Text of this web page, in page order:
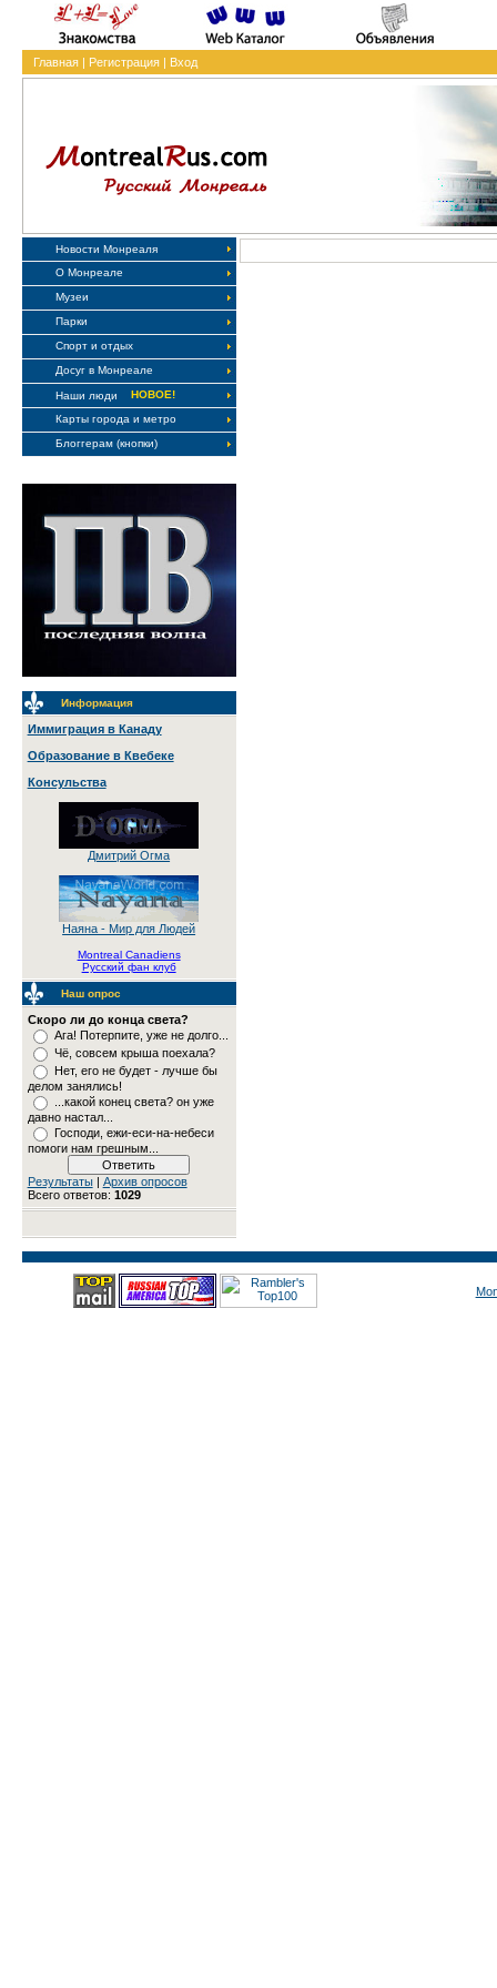
Главная| Регистрация| Вход
Новости Монреаля
О Монреале
Музеи
Парки
Спорт и отдых
Досуг в Монреале
Наши люди
НОВОЕ!
Карты города и метро
Блоггерам (кнопки)
Информация
Иммиграция в Канаду
Образование в Квебеке
Консульства
Дмитрий Огма
Наяна - Мир для Людей
Montreal Canadiens
Русский фан клуб
Наш опрос
Скоро ли до конца света?
Ага! Потерпите, уже не долго...
Чё, совсем крыша поехала?
Нет, его не будет - лучше бы
делом занялись!
...какой конец света? он уже
давно настал...
Господи, ежи-еси-на-небеси
помоги нам грешным...
Результаты| Архив опросов
Всего ответов: 1029